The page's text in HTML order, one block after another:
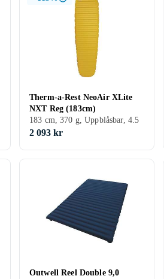
Therm-a-Rest NeoAir XLite
NXT Reg (183cm)
183 cm, 370 g, Uppblåsbar, 4.5
2 093 kr
Outwell Reel Double 9,0